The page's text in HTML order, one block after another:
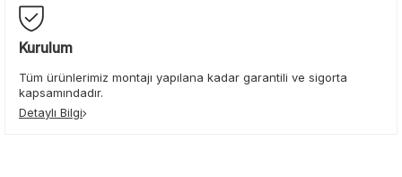
Kurulum
Tüm ürünlerimiz montajı yapılana kadar garantili ve sigorta
kapsamındadır.
Detaylı Bilgi